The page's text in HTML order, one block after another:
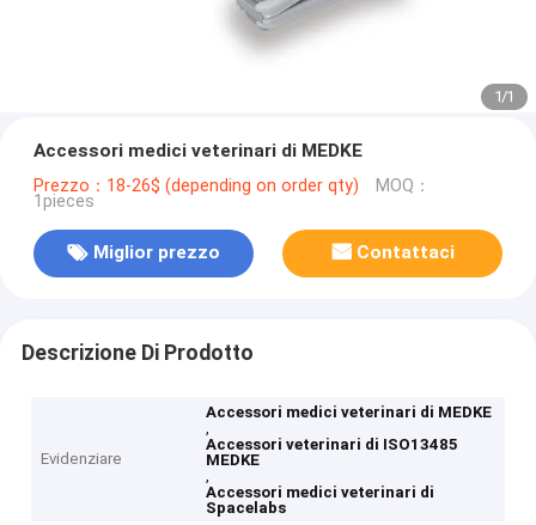
1/1
Accessori medici veterinari di MEDKE
Prezzo：18-26$ (depending on order qty) MOQ：
1pieces
Miglior prezzo Contattaci
Descrizione Di Prodotto
Evidenziare
Accessori medici veterinari di MEDKE
,
Accessori veterinari di ISO13485
MEDKE
,
Accessori medici veterinari di
Spacelabs